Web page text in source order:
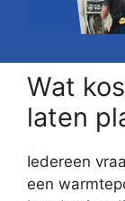
Wat
laten
Iedereen
een